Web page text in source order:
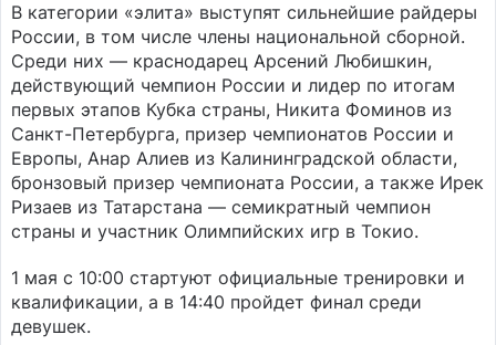
В категории «элита» выступят сильнейшие райдеры
России, в том числе члены национальной сборной.
Среди них — краснодарец Арсений Любишкин,
действующий чемпион России и лидер по итогам
первых этапов Кубка страны, Никита Фоминов из
Санкт-Петербурга, призер чемпионатов России и
Европы, Анар Алиев из Калининградской области,
бронзовый призер чемпионата России, а также Ирек
Ризаев из Татарстана — семикратный чемпион
страны и участник Олимпийских игр в Токио.
1 мая с 10:00 стартуют официальные тренировки и
квалификации, а в 14:40 пройдет финал среди
девушек.